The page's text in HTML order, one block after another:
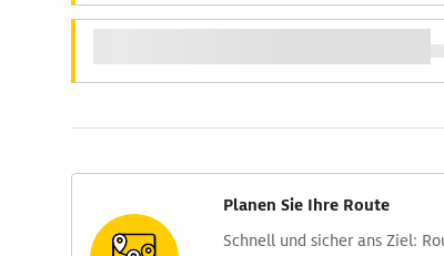
Planen Sie Ihre Route
Schnell und sicher ans Ziel: